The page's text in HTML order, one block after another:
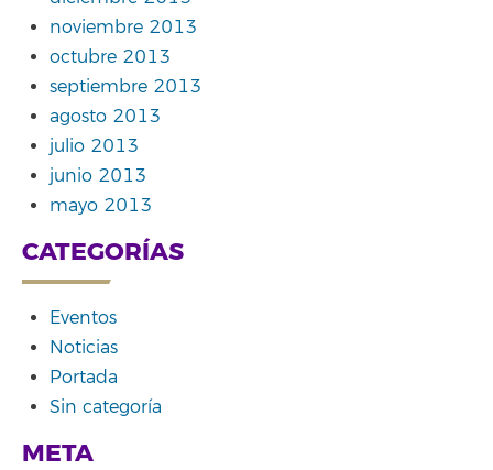
noviembre 2013
octubre 2013
septiembre 2013
agosto 2013
julio 2013
junio 2013
mayo 2013
CATEGORÍAS
Eventos
Noticias
Portada
Sin categoría
META